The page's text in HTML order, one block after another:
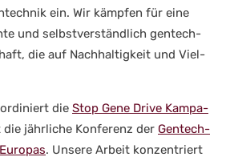
ein. Wir kämp­fen für eine
und selbst­ver­ständ­lich gen­tech­
die auf Nach­hal­tig­keit und Viel­
die Stop Gene Dri­ve Kam­pa­
jähr­li­che Kon­fe­renz der Gen­tech­
. Unse­re Arbeit kon­zen­triert